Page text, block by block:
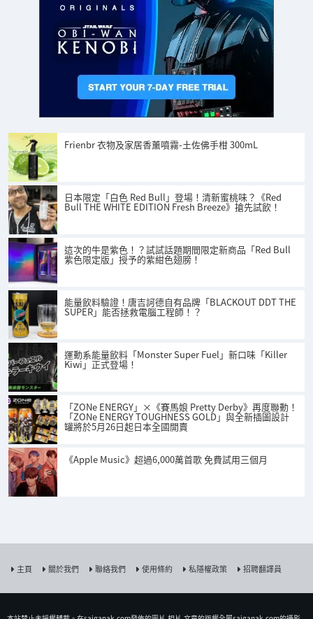
Frienbr 衣物及家居香薰噴霧-土佐佛手柑 300mL
日本限定「白色 Red Bull」登場！清新蜜桃味？《Red
Bull THE WHITE EDITION Fresh Breeze》搶先試飲！
這次的牛是紫色！？試試話題期間限定新商品「Red Bull
紫色限定版」授予的紫紺色翅膀！
能量飲料驗證！唐吉訶德自有品牌「BLACKOUT DDT THE
SUPER」能否拯救電腦工程師！？
運動系能量飲料「Monster Super Fuel」新口味「Killer
Kiwi」正式登場！
「ZONe ENERGY」×《賽馬娘 Pretty Derby》再度聯動！
「ZONe ENERGY TOUGHNESS GOLD」與全新插圖設計
罐將於5月26日起日本全國開賣
《Apple Music》超過6,000萬首歌 免費試用三個月
主頁 關於我們 聯絡我們 使用條約 私隱權政策 招聘翻譯員